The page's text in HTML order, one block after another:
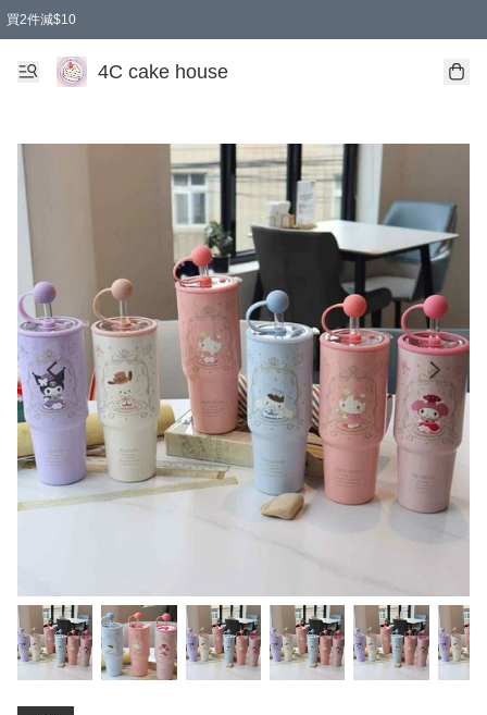
買2件減$10
任選兩件減$10
買兩盒減$10
買兩件減$10
買2件減$10
4C cake house